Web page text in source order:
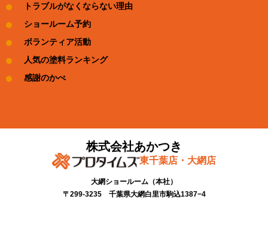
トラブルがなくならない理由
ショールーム予約
ボランティア活動
人気の塗料ランキング
感謝のかべ
株式会社あかつき
東千葉店・大網店
大網ショールーム​（本社）
〒299-3235 千葉県大網白里市駒込1387−4​